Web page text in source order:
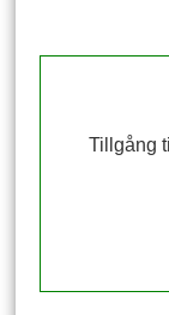
Tillgång